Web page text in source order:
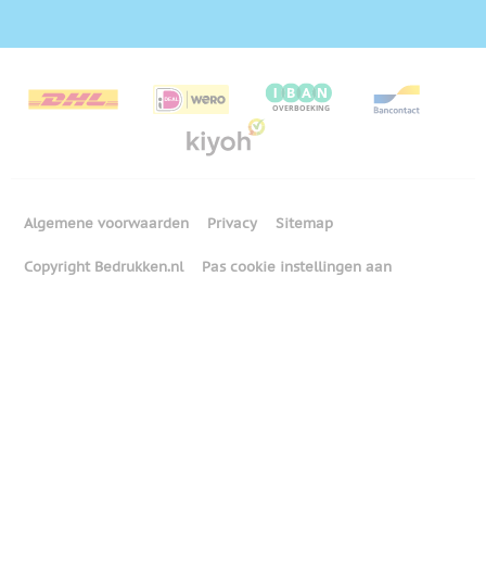
Algemene voorwaarden Privacy Sitemap
Copyright Bedrukken.nl Pas cookie instellingen aan